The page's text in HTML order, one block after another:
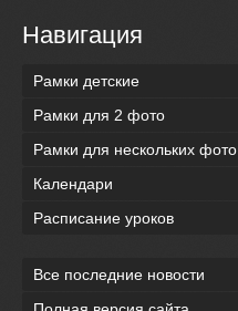
Навигация
Рамки детские
Рамки для 2 фото
Рамки для нескольких фото
Календари
Расписание уроков
Все последние новости